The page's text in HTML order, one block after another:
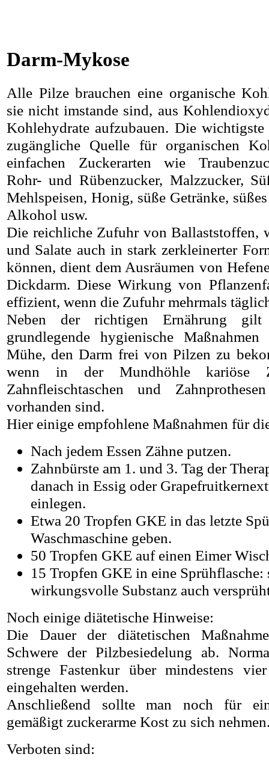
Darm-Mykose
Alle Pilze brauchen eine organische
sie nicht imstande sind, aus
Kohlehydrate aufzubauen. Die
zugängliche Quelle für organischen
einfachen Zuckerarten wie
Rohr- und Rübenzucker, Malzzucker,
Mehlspeisen, Honig, süße Getränke,
Alkohol usw.
Die reichliche Zufuhr von Ballaststoffen,
und Salate auch in stark zerkleinerter
können, dient dem Ausräumen von
Dickdarm. Diese Wirkung von
effizient, wenn die Zufuhr mehrmals
Neben der richtigen Ernährung
grundlegende hygienische
Mühe, den Darm frei von Pilzen zu
wenn in der Mundhöhle kariöse
Zahnfleischtaschen und
vorhanden sind.
Hier einige empfohlene Maßnahmen für
Nach jedem Essen Zähne putzen.
Zahnbürste am 1. und 3. Tag der
danach in Essig oder
einlegen.
Etwa 20 Tropfen GKE in das letzte
Waschmaschine geben.
50 Tropfen GKE auf einen Eimer
15 Tropfen GKE in eine Sprühflasche:
wirkungsvolle Substanz auch
Noch einige diätetische Hinweise:
Die Dauer der diätetischen
Schwere der Pilzbesiedelung ab.
strenge Fastenkur über mindestens
eingehalten werden.
Anschließend sollte man noch für
gemäßigt zuckerarme Kost zu sich
Verboten sind: